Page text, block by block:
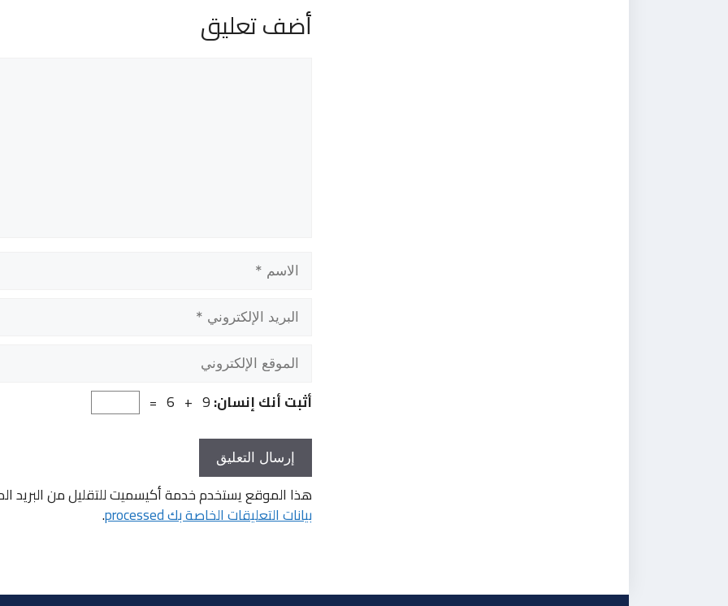
أضف تعليق
الاسم
البريد
الإلكتروني
الموقع
الإلكتروني
أثبت أنك إنسان:9 + 6 =
هذا الموقع يستخدم خدمة أكيسميت للتقليل من البريد
بيانات التعليقات الخاصة بك processed .